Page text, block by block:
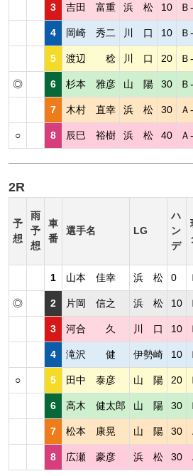
3 吉田 富重 浜 松 10
4 岡崎 秀二 川 口 10
5 渡辺 稔 川 口 20
◎ 6 杉本 雅彦 山 陽 30
7 木村 直幸 浜 松 30 Ａ
○ 8 辰巳 裕樹 浜 松 40
2R
予
想
雨
予
想
車
番
選手名 LG
ハ
ン
デ
1 山本 佳幸 浜 松 0
◎ 2 片岡 信之 浜 松 10
3 河合 久 川 口 10
4 滝沢 健 伊勢崎 10
○ 5 田中 泰彦 山 陽 20
6 高木 健太郎 山 陽 30
7 松本 康晃 山 陽 30
8 広瀬 豪彦 浜 松 30